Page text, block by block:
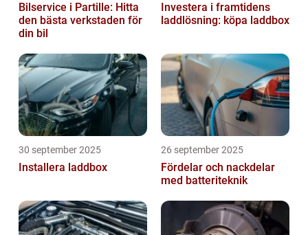
Bilservice i Partille: Hitta
den bästa verkstaden för
din bil
Investera i framtidens
laddlösning: köpa laddbox
30 september 2025
Installera laddbox
26 september 2025
Fördelar och nackdelar
med batteriteknik